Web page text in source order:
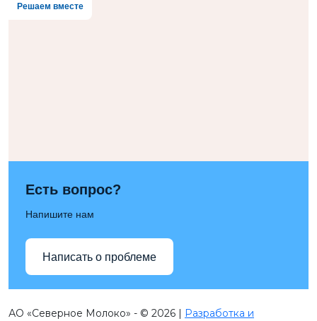
Решаем вместе
Есть вопрос?
Напишите нам
Написать о проблеме
АО «Северное Молоко» - © 2026 | Разработка и